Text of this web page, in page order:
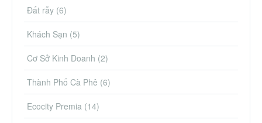
Đất rẫy (6)
Khách Sạn (5)
Cơ Sở Kinh Doanh (2)
Thành Phố Cà Phê (6)
Ecocity Premia (14)